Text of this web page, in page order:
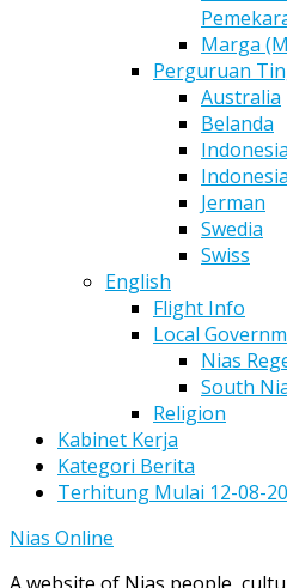
Marga
Perguruan
Australia
Belanda
Jerman
Swedia
Swiss
English
Flight Info
Local
Nias
South
Religion
Kabinet Kerja
Kategori Berita
Terhitung Mulai 12-08-
Nias Online